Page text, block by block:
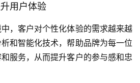
用户体验
，客户对个性化体验的需求越来越
和智能化技术，帮助品牌为每一位
服务，从而提升客户的参与感和忠